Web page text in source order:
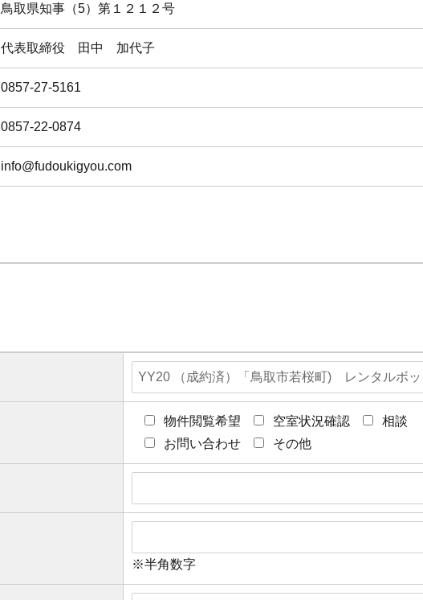
鳥取県知事（5）第１２１２号
代表取締役 田中 加代子
0857-27-5161
0857-22-0874
info@fudoukigyou.com
物件閲覧希望 空室状況確認
相談
お問い合わせ
その他
※半角数字